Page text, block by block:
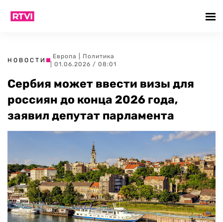
НОВОСТИ
Европа
Политика
| 01.06.2026 / 08:01
Сербия может ввести визы для
россиян до конца 2026 года,
заявил депутат парламента